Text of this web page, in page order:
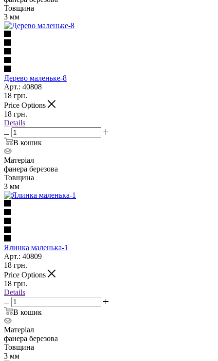
Товщина
3 мм
Дерево маленьке-8
Арт.: 40808
18 грн.
Price Options
18 грн.
Details
В кошик
Матеріал
фанера березова
Товщина
3 мм
Ялинка маленька-1
Арт.: 40809
18 грн.
Price Options
18 грн.
Details
В кошик
Матеріал
фанера березова
Товщина
3 мм